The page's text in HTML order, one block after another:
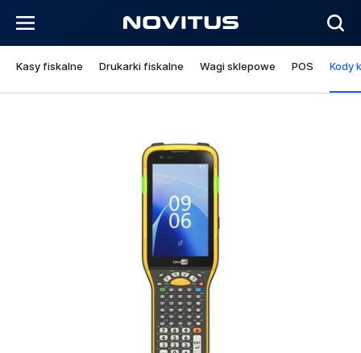
Kasy fiskalne Drukarki fiskalne Wagi sklepowe POS Kody